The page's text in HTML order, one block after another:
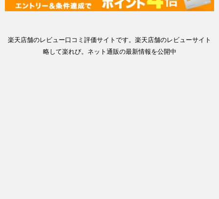
楽天店舗のレビュー口コミ評価サイトです。楽天店舗のレビューサイト
略して楽れび。ネット通販の最新情報を公開中